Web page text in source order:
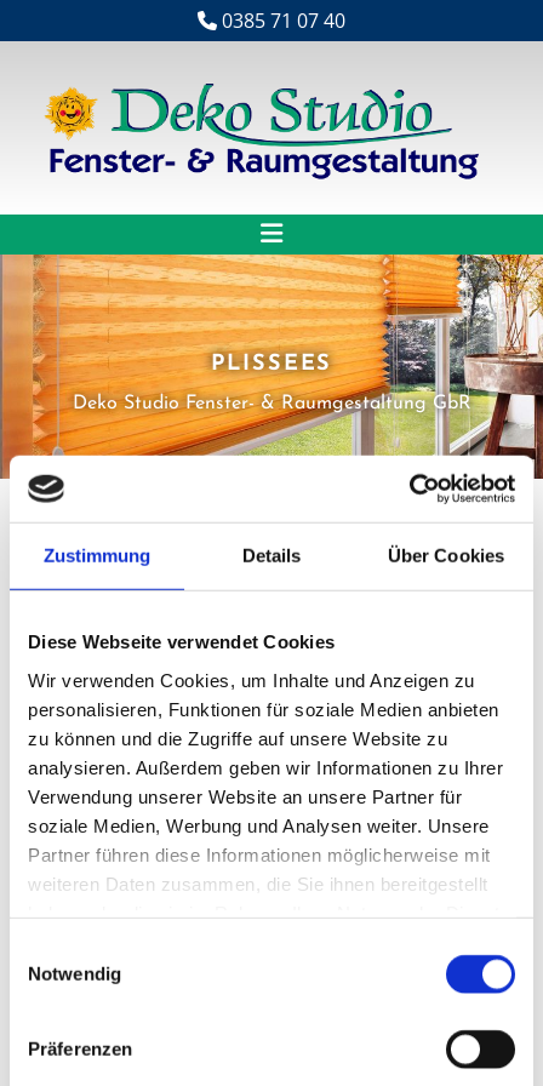
Zustimmung Details Über Cookies
Diese Webseite verwendet Cookies
Wir verwenden Cookies, um Inhalte und Anzeigen zu
personalisieren, Funktionen für soziale Medien anbieten
zu können und die Zugriffe auf unsere Website zu
analysieren. Außerdem geben wir Informationen zu Ihrer
Verwendung unserer Website an unsere Partner für
soziale Medien, Werbung und Analysen weiter. Unsere
Partner führen diese Informationen möglicherweise mit
weiteren Daten zusammen, die Sie ihnen bereitgestellt
Notwendig
Präferenzen
 0385 71 07 40
PLISSEES
Deko Studio Fenster- & Raumgestaltung GbR
FLEXIBILITÄT UND
Ein Plissee erfüllt am Fenster die
Aufgaben des Sichtschutzes und
des Sonnenschutzes ähnlich wie
bei einem Rollo oder einer
Jalousie. Dabei ist der Stoff in
Wellen aufgewickelt und bedingt
so eine flexible Handhabung je
nachdem, was der Nutzer
Plissees gegenüber zum Beispiel
zieharmonika-artig